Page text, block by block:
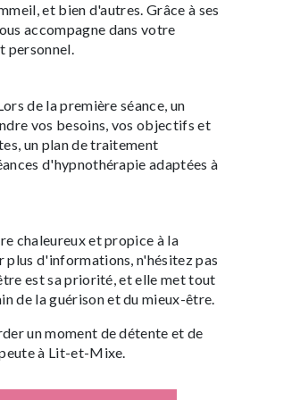
et bien d'autres. Grâce à ses
accompagne dans votre
personnel.
de la première séance, un
vos besoins, vos objectifs et
un plan de traitement
d'hypnothérapie adaptées à
chaleureux et propice à la
d'informations, n'hésitez pas
est sa priorité, et elle met tout
de la guérison et du mieux-être.
un moment de détente et de
à Lit-et-Mixe.